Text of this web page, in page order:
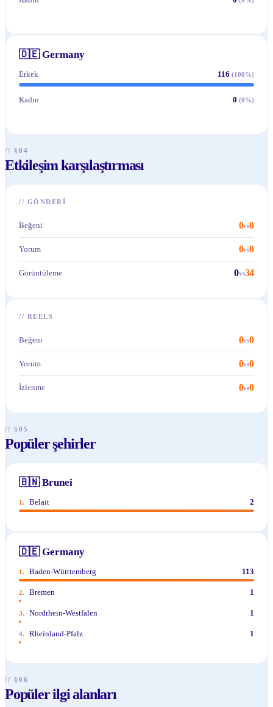
🇩🇪 Germany
Erkek 116 (100%)
Kadın 0 (0%)
// §04
Etkileşim karşılaştırması
// GÖNDERI
Beğeni 0vs0
Yorum 0vs0
Görüntüleme 0vs34
// REELS
Beğeni 0vs0
Yorum 0vs0
İzlenme 0vs0
// §05
Popüler şehirler
🇧🇳 Brunei
1. Belait 2
🇩🇪 Germany
1. Baden-Württemberg 113
2. Bremen 1
3. Nordrhein-Westfalen 1
4. Rheinland-Pfalz 1
// §06
Popüler ilgi alanları